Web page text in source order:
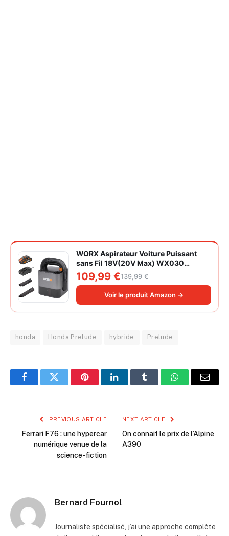
WORX Aspirateur Voiture Puissant
sans Fil 18V(20V Max) WX030
Aspirateur à Main sur Batterie 150W
10KPa avec Boîte de Rangement
Intégrée Dépoussiérage Maille
filtrante Lavable
109,99 €139,99 €
Voir le produit Amazon →
honda Honda Prelude hybride Prelude
FacebookTwitter PinterestLinkedInTumblr WhatsAppEmail
PREVIOUS ARTICLE
Ferrari F76 : une hypercar
numérique venue de la
science-fiction
NEXT ARTICLE
On connait le prix de l’Alpine
A390
Bernard Fournol
Journaliste spécialisé, j’ai une approche complète